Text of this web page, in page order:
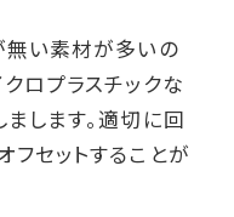
無い素材が多いの
ロプラスチックな
します。適切に回
セットすることが